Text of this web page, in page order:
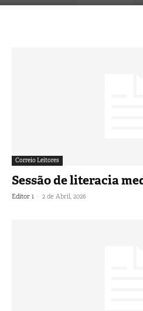
Correio Leitores
Sessão de literacia
Editor 1 - 2 de Abril, 2026